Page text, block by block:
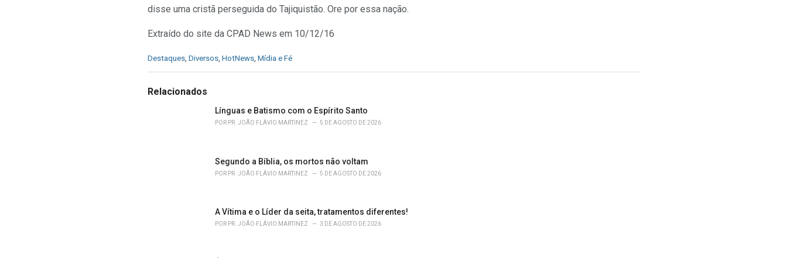
disse uma cristã perseguida do Tajiquistão. Ore por essa nação.
Extraído do site da CPAD News em 10/12/16
C
e
Destaques Diversos HotNews Mídia e Fé
Relacionados
Línguas e Batismo com o Espírito Santo
POR PR. JOÃO FLÁVIO MARTINEZ 5 DE AGOSTO DE 2026
Segundo a Bíblia, os mortos não voltam
POR PR. JOÃO FLÁVIO MARTINEZ 5 DE AGOSTO DE 2026
A Vítima e o Líder da seita, tratamentos diferentes!
POR PR. JOÃO FLÁVIO MARTINEZ 3 DE AGOSTO DE 2026